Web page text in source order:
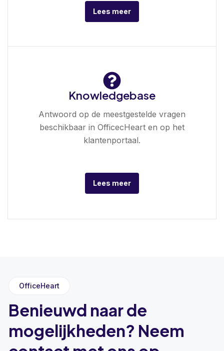
Lees meer
Knowledgebase
Antwoord op de meestgestelde vragen
beschikbaar in OfficecHeart en op het
klantenportaal.
Lees meer
OfficeHeart
Benieuwd naar de
mogelijkheden? Neem